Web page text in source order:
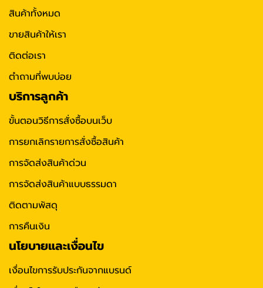
สินค้าทั้งหมด
ขายสินค้าให้เรา
ติดต่อเรา
ตำถามที่พบบ่อย
บริการลูกค้า
ขั้นตอนวิธีการสั่งซื้อบนเว็บ
การยกเลิกรายการสั่งซื้อสินค้า
การจัดส่งสินค้าด่วน
การจัดส่งสินค้าแบบธรรมดา
ติดตามพัสดุ
การคืนเงิน
นโยบายและเงื่อนไข
เงื่อนไขการรับประกันจากแบรนด์